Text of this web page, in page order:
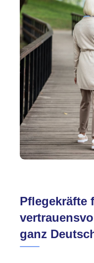
Pflegekräfte
ganz